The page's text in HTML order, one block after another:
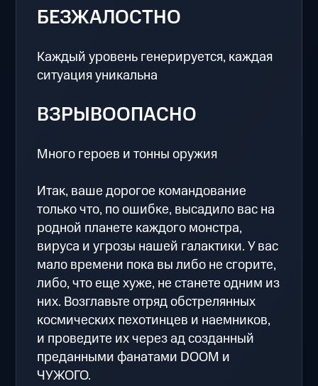
БЕЗЖАЛОСТНО
Каждый уровень генерируется, каждая
ситуация уникальна
ВЗРЫВООПАСНО
Много героев и тонны оружия
Итак, ваше дорогое командование
только что, по ошибке, высадило вас на
родной планете каждого монстра,
вируса и угрозы нашей галактики. У вас
мало времени пока вы либо не сгорите,
либо, что еще хуже, не станете одним из
них. Возглавьте отряд обстрелянных
космических пехотинцев и наемников,
и проведите их через ад созданный
преданными фанатами DOOM и
ЧУЖОГО.